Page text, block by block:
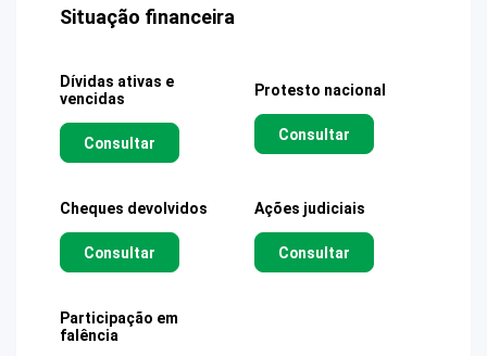
Situação financeira
Dívidas ativas e
vencidas
Consultar
Protesto nacional
Consultar
Cheques devolvidos
Consultar
Ações judiciais
Consultar
Participação em
falência